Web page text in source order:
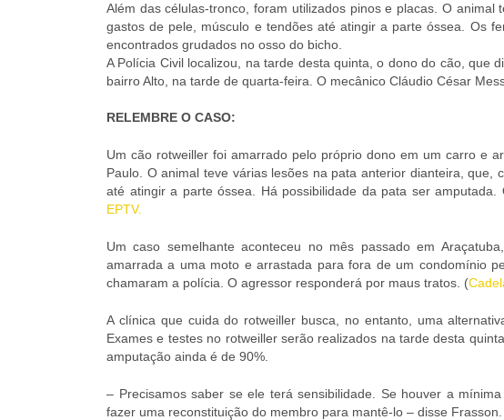
Além das células-tronco, foram utilizados pinos e placas. O
gastos de pele, músculo e tendões até atingir a parte óssea. Os
encontrados grudados no osso do bicho.
A Polícia Civil localizou, na tarde desta quinta, o dono do cão, que
bairro Alto, na tarde de quarta-feira. O mecânico Cláudio César
RELEMBRE O CASO:
Um cão rotweiller foi amarrado pelo próprio dono em um carro e
Paulo. O animal teve várias lesões na pata anterior dianteira,
até atingir a parte óssea. Há possibilidade da pata ser
EPTV.
Um caso semelhante aconteceu no mês passado em
amarrada a uma moto e arrastada para fora de um condomínio
chamaram a polícia. O agressor responderá por maus tratos. (
A clínica que cuida do rotweiller busca, no entanto, uma
Exames e testes no rotweiller serão realizados na tarde desta
amputação ainda é de 90%.
– Precisamos saber se ele terá sensibilidade. Se houver a
fazer uma reconstituição do membro para mantê-lo – disse Frasson.